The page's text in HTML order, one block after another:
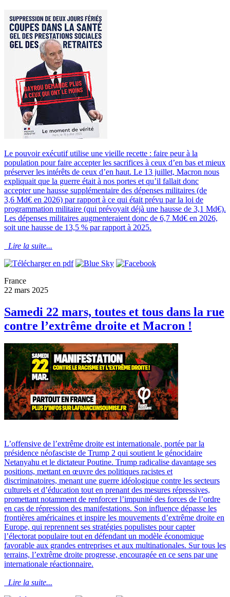
Le pouvoir exécutif utilise une vieille recette : faire peur à la
population pour faire accepter les sacrifices à ceux d’en bas et mieux
préserver les intérêts de ceux d’en haut. Le 13 juillet, Macron nous
expliquait que la guerre était à nos portes et qu’il fallait donc
accepter une hausse supplémentaire des dépenses militaires (de
3,6 Md€ en 2026) par rapport à ce qui était prévu par la loi de
programmation militaire (qui prévoyait déjà une hausse de 3,1 Md€).
Les dépenses militaires augmenteraient donc de 6,7 Md€ en 2026,
soit une hausse de 13,5 % par rapport à 2025.
Lire la suite...
France
22 mars 2025
Samedi 22 mars, toutes et tous dans la rue
contre l’extrême droite et Macron !
L’offensive de l’extrême droite est internationale, portée par la
présidence néofasciste de Trump 2 qui soutient le génocidaire
Netanyahu et le dictateur Poutine. Trump radicalise davantage ses
positions, mettant en œuvre des politiques racistes et
discriminatoires, menant une guerre idéologique contre les secteurs
culturels et d’éducation tout en prenant des mesures répressives,
promettant notamment de renforcer l’impunité des forces de l’ordre
en cas de répression des manifestations. Son influence dépasse les
frontières américaines et inspire les mouvements d’extrême droite en
Europe, qui reprennent ses stratégies populistes pour capter
l’électorat populaire tout en défendant un modèle économique
favorable aux grandes entreprises et aux multinationales. Sur tous les
terrains, l’extrême droite progresse, encouragée en ce sens par une
internationale réactionnaire.
Lire la suite...